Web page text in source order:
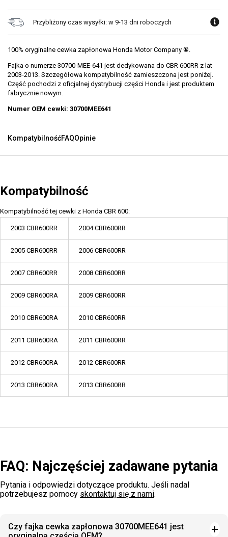
Przybliżony czas wysyłki: w 9-13 dni roboczych
100% oryginalne cewka zapłonowa Honda Motor Company ®.
Fajka o numerze 30700-MEE-641 jest dedykowana do CBR 600RR z lat
2003-2013. Szczegółowa kompatybilność zamieszczona jest poniżej.
Część pochodzi z oficjalnej dystrybucji części Honda i jest produktem
fabrycznie nowym.
Numer OEM cewki: 30700MEE641
KompatybilnośćFAQOpinie
Kompatybilność
Kompatybilność tej cewki z Honda CBR 600:
2003 CBR600RR 2004 CBR600RR
2005 CBR600RR 2006 CBR600RR
2007 CBR600RR 2008 CBR600RR
2009 CBR600RA 2009 CBR600RR
2010 CBR600RA 2010 CBR600RR
2011 CBR600RA 2011 CBR600RR
2012 CBR600RA 2012 CBR600RR
2013 CBR600RA 2013 CBR600RR
FAQ: Najczęściej zadawane pytania
Pytania i odpowiedzi dotyczące produktu. Jeśli nadal
potrzebujesz pomocy skontaktuj się z nami.
Czy fajka cewka zapłonowa 30700MEE641 jest